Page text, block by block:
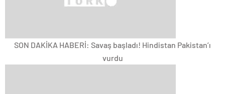
SON DAKİKA HABERİ: Savaş başladı! Hindistan Pakistan’ı
vurdu